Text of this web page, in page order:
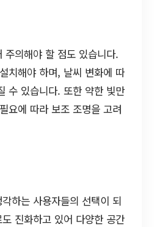
주의해야 할 점도 있습니다.
치해야 하며, 날씨 변화에 따
수 있습니다. 또한 약한 빛만
요에 따라 보조 조명을 고려
하는 사용자들의 선택이 되
진화하고 있어 다양한 공간